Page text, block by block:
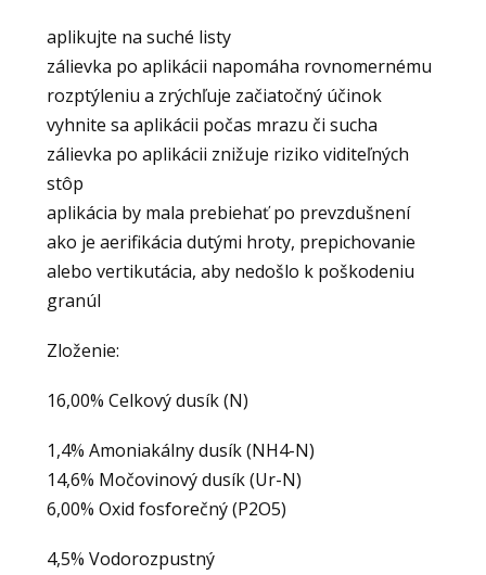
aplikujte na suché listy
zálievka po aplikácii napomáha rovnomernému
rozptýleniu a zrýchľuje začiatočný účinok
vyhnite sa aplikácii počas mrazu či sucha
zálievka po aplikácii znižuje riziko viditeľných
stôp
aplikácia by mala prebiehať po prevzdušnení
ako je aerifikácia dutými hroty, prepichovanie
alebo vertikutácia, aby nedošlo k poškodeniu
granúl
Zloženie:
16,00% Celkový dusík (N)
1,4% Amoniakálny dusík (NH4-N)
14,6% Močovinový dusík (Ur-N)
6,00% Oxid fosforečný (P2O5)
4,5% Vodorozpustný